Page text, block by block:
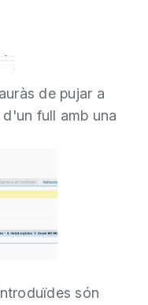
de pujar a
full amb una
són